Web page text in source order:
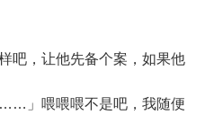
，让他先备个案，如果他
」喂喂喂不是吧，我随便